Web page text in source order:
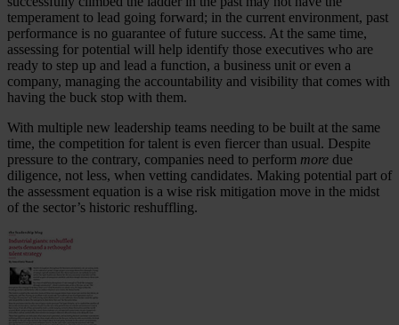
temperament to lead going forward; in the current environment, past
performance is no guarantee of future success. At the same time,
assessing for potential will help identify those executives who are
ready to step up and lead a function, a business unit or even a
company, managing the accountability and visibility that comes with
having the buck stop with them.
With multiple new leadership teams needing to be built at the same
time, the competition for talent is even fiercer than usual. Despite
pressure to the contrary, companies need to perform more due
diligence, not less, when vetting candidates. Making potential part of
the assessment equation is a wise risk mitigation move in the midst
of the sector’s historic reshuffling.